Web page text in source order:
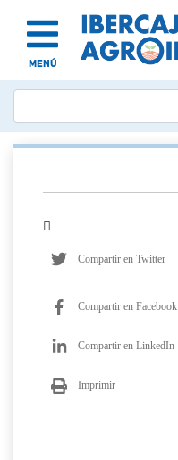
MENÚ
Compartir en Twitter
Compartir en Facebook
Compartir en LinkedIn
Imprimir